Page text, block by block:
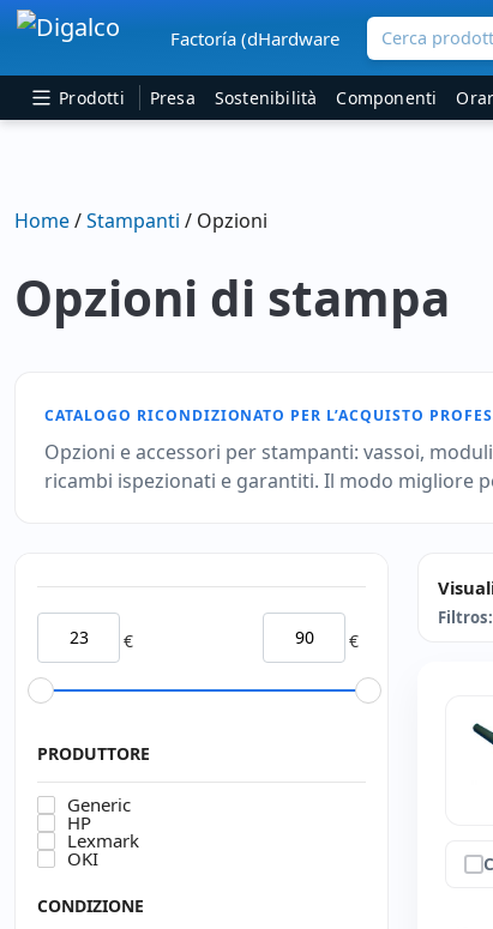
Navigazione principale
Factoría (dHardware Cerca
Prodotti Presa Sostenibilità Componenti
Home/Stampanti / Opzioni
Opzioni di stampa
CATALOGO RICONDIZIONATO PER L’ACQUISTO
Opzioni e accessori per stampanti: vassoi,
ricambi ispezionati e garantiti. Il modo migliore
€ €
PRODUTTORE
Generic
HP
Lexmark
OKI
CONDIZIONE
Filtros: